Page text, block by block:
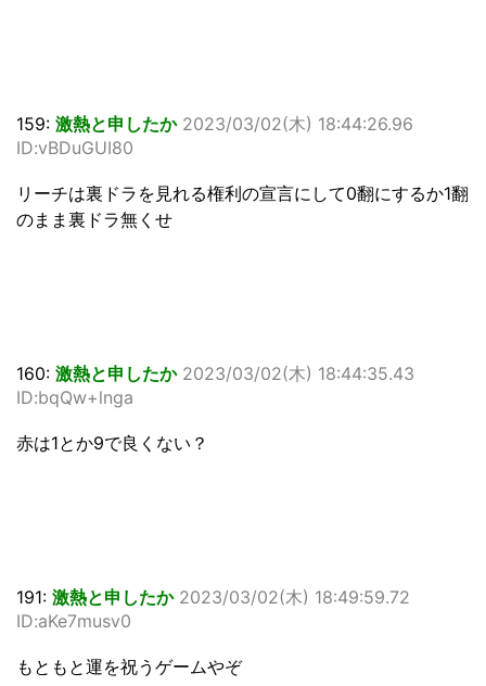
159: 激熱と申したか 2023/03/02(木) 18:44:26.96
ID:vBDuGUI80
リーチは裏ドラを見れる権利の宣言にして0翻にするか1翻
のまま裏ドラ無くせ
160: 激熱と申したか 2023/03/02(木) 18:44:35.43
ID:bqQw+lnga
赤は1とか9で良くない？
191: 激熱と申したか 2023/03/02(木) 18:49:59.72
ID:aKe7musv0
もともと運を祝うゲームやぞ